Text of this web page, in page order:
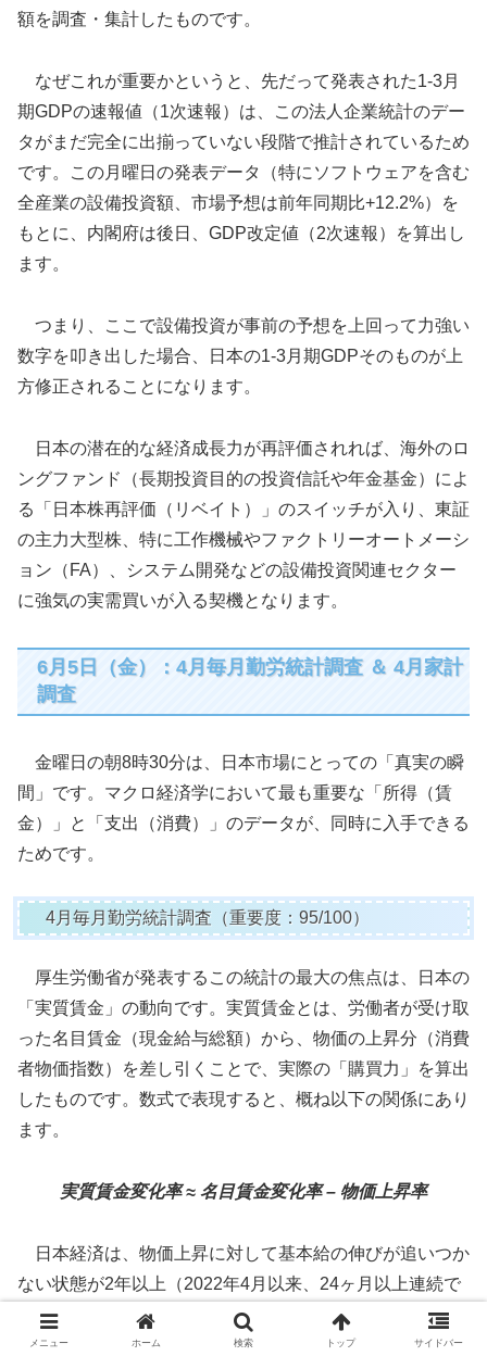
額を調査・集計したものです。
なぜこれが重要かというと、先だって発表された1-3月
期GDPの速報値（1次速報）は、この法人企業統計のデー
タがまだ完全に出揃っていない段階で推計されているため
です。この月曜日の発表データ（特にソフトウェアを含む
全産業の設備投資額、市場予想は前年同期比+12.2%）を
もとに、内閣府は後日、GDP改定値（2次速報）を算出し
ます。
つまり、ここで設備投資が事前の予想を上回って力強い
数字を叩き出した場合、日本の1-3月期GDPそのものが上
方修正されることになります。
日本の潜在的な経済成長力が再評価されれば、海外のロ
ングファンド（長期投資目的の投資信託や年金基金）によ
る「日本株再評価（リベイト）」のスイッチが入り、東証
の主力大型株、特に工作機械やファクトリーオートメーシ
ョン（FA）、システム開発などの設備投資関連セクター
に強気の実需買いが入る契機となります。
6月5日（金）：4月毎月勤労統計調査 ＆ 4月家計
調査
金曜日の朝8時30分は、日本市場にとっての「真実の瞬
間」です。マクロ経済学において最も重要な「所得（賃
金）」と「支出（消費）」のデータが、同時に入手できる
ためです。
4月毎月勤労統計調査（重要度：95/100）
厚生労働省が発表するこの統計の最大の焦点は、日本の
「実質賃金」の動向です。実質賃金とは、労働者が受け取
った名目賃金（現金給与総額）から、物価の上昇分（消費
者物価指数）を差し引くことで、実際の「購買力」を算出
したものです。数式で表現すると、概ね以下の関係にあり
ます。
実質賃金変化率 ≈ 名目賃金変化率 – 物価上昇率
日本経済は、物価上昇に対して基本給の伸びが追いつか
ない状態が2年以上（2022年4月以来、24ヶ月以上連続で
マイナス）続いており、これが個人消費を冷え込ませる最
大の要因となっていました。
メニュー ホーム 検索 トップ サイドバー